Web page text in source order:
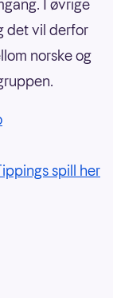
I øvrige
det vil derfor
norske og
spill her